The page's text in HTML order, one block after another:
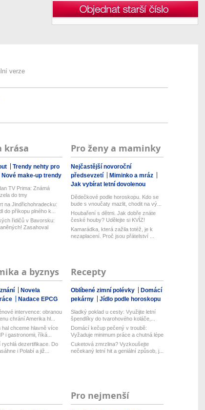
verze
krása
Trendy nehty pro
Nové make-up trendy
TV Prima: Známá
do tmy
na Jindřichohradecku:
do příkopu plného k...
řidičů v Bavorsku:
Zasahoval
Pro ženy a maminky
Nejčastější novoroční
předsevzetí
Miminko a mráz
Jak vybírat letní dovolenou
Dědečkové podle horoskopu. Kdo se
bude s vnoučaty mazlit, chodit na vý...
Houbaření s dětmi. Jak dobře znáte
české houby? Udělejte si KVÍZ!
Kamarádka, která zažila totéž, je k
nezaplacení. Proč jsou přátelství ...
a byznys
Novela
Nadace EPCG
intervence: obranou
chrání Amerika hl...
hal chceme hlavně více
i gastronomii, říká...
rychlá dezertifikace. Do
i Polabí a již...
Recepty
Oblíbené zimní polévky
Domácí
pekárny
Jídlo podle horoskopu
Sladký poklad u cesty: Využijte letní
špendlíky do tvarohového koláče,...
Domácí kečup pečený v troubě:
Vyžaduje minimum práce a chutná lépe
než...
Cuketová zmrzlina? Vyzkoušejte
nečekaný letní hit a geniální způsob, j...
Pro nejmenší